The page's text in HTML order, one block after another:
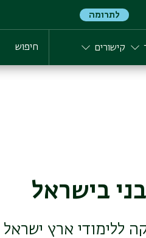
לתרומה
קישורים חיפוש
בישראל
ללימודי ארץ ישראל